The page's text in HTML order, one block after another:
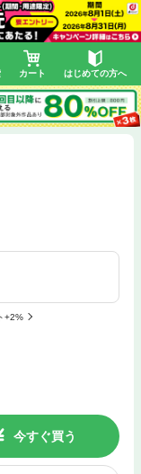
カート はじめての方へ
+2%
今すぐ買う